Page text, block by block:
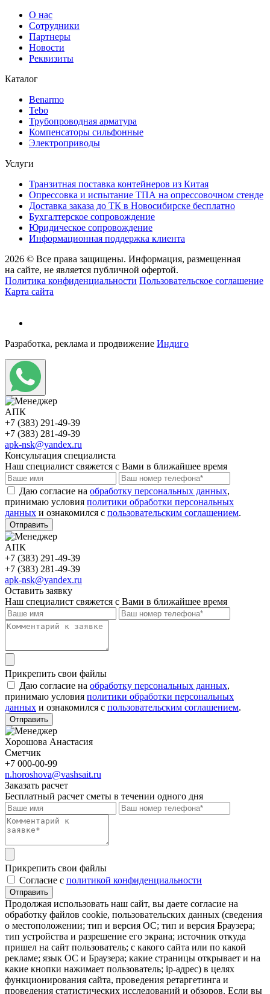
О нас
Сотрудники
Партнеры
Новости
Реквизиты
Каталог
Benarmo
Tebo
Трубопроводная арматура
Компенсаторы сильфонные
Электроприводы
Услуги
Транзитная поставка контейнеров из Китая
Опрессовка и испытание ТПА на опрессовочном стенде
Доставка заказа до ТК в Новосибирске бесплатно
Бухгалтерское сопровождение
Юридическое сопровождение
Информационная поддержка клиента
2026 © Все права защищены. Информация, размещенная
на сайте, не является публичной офертой.
Политика конфиденциальности Пользовательское соглашение
Карта сайта
Разработка, реклама и продвижение Индиго
АПК
+7 (383) 291-49-39
+7 (383) 281-49-39
apk-nsk@yandex.ru
Консультация специалиста
Наш специалист свяжется с Вами в ближайшее время
Даю согласие на обработку персональных данных,
принимаю условия политики обработки персональных
данных и ознакомился с пользовательским соглашением.
Отправить
АПК
+7 (383) 291-49-39
+7 (383) 281-49-39
apk-nsk@yandex.ru
Оставить заявку
Наш специалист свяжется с Вами в ближайшее время
Прикрепить свои файлы
Даю согласие на обработку персональных данных,
принимаю условия политики обработки персональных
данных и ознакомился с пользовательским соглашением.
Отправить
Хорошова Анастасия
Сметчик
+7 000-00-99
n.horoshova@vashsait.ru
Заказать расчет
Бесплатный расчет сметы в течении одного дня
Прикрепить свои файлы
Cогласие с политикой конфиденциальности
Отправить
Продолжая использовать наш сайт, вы даете согласие на
обработку файлов cookie, пользовательских данных (сведения
о местоположении; тип и версия ОС; тип и версия Браузера;
тип устройства и разрешение его экрана; источник откуда
пришел на сайт пользователь; с какого сайта или по какой
рекламе; язык ОС и Браузера; какие страницы открывает и на
какие кнопки нажимает пользователь; ip-адрес) в целях
функционирования сайта, проведения ретаргетинга и
проведения статистических исследований и обзоров. Если вы